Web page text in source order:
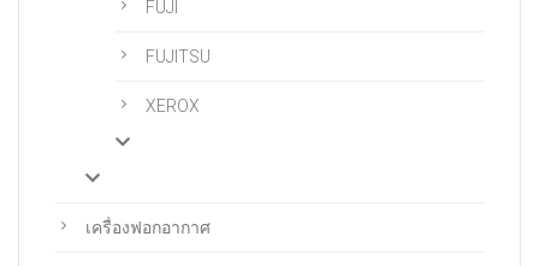
FUJI
FUJITSU
XEROX
เครื่องฟอกอากาศ